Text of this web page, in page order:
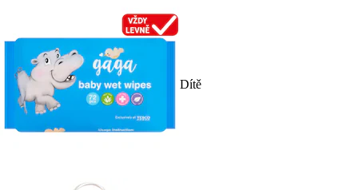
Dítě